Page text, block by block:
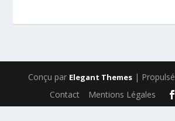
Conçu par Elegant Themes|
Contact Mentions Légales